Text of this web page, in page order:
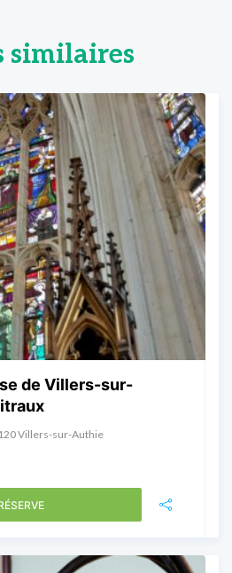
similaires
de Villers-sur-
Villers-sur-Authie